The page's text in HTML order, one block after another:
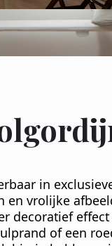
in
en vrolijke
decoratief
of een